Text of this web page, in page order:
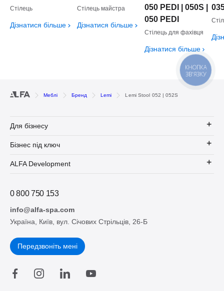
Стілець
Дізнатися більше
Стілець майстра
Дізнатися більше
050 PEDI | 050S |
050 PEDI
Стілець для фахівця
Дізнатися більше
Меблі Бренд Lemi Lemi Stool 052 | 052S
Для бізнесу
Бізнес під ключ
ALFA Development
0 800 750 153
info@alfa-spa.com
Україна, Київ, вул. Січових Стрільців, 26-Б
Передзвоніть мені
КНОПКА
ЗВ'ЯЗКУ